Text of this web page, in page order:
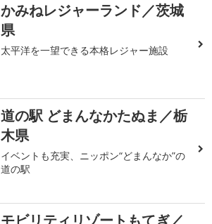
かみねレジャーランド／茨城
県
太平洋を一望できる本格レジャー施設
道の駅 どまんなかたぬま／栃
木県
イベントも充実、ニッポン“どまんなか”の
道の駅
モビリティリゾートもてぎ／